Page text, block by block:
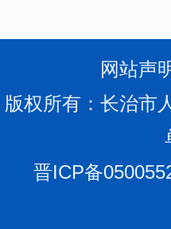
网站声
版权所有：长治
晋ICP备